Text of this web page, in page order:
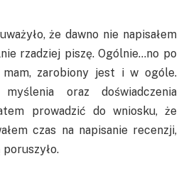
że dawno nie napisałem
rzadziej piszę. Ogólnie…no po
zarobiony jest i w ogóle.
oraz doświadczenia
prowadzić do wniosku, że
czas na napisanie recenzji,